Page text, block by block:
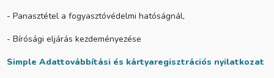
- Panasztétel a fogyasztóvédelmi hatóságnál,
- Bírósági eljárás kezdeményezése
Simple Adattovábbítási és kártyaregisztrációs nyilatkozat